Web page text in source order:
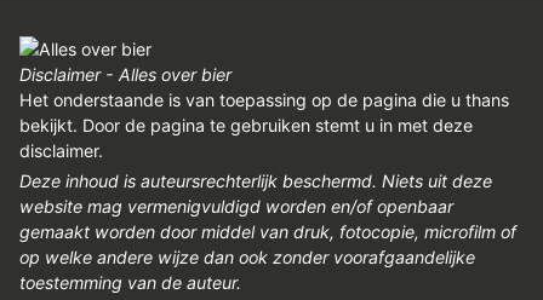
Disclaimer - Alles over bier
Het onderstaande is van toepassing op de pagina die u thans
bekijkt. Door de pagina te gebruiken stemt u in met deze
disclaimer.
Deze inhoud is auteursrechterlijk beschermd. Niets uit deze
website mag vermenigvuldigd worden en/of openbaar
gemaakt worden door middel van druk, fotocopie, microfilm of
op welke andere wijze dan ook zonder voorafgaandelijke
toestemming van de auteur.